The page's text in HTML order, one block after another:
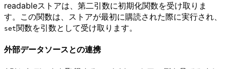
readableストアは、第二引数に初期化関数を受け取りま
す。この関数は、ストアが最初に購読された際に実行され、
set関数を引数として受け取ります。
外部データソースとの連携